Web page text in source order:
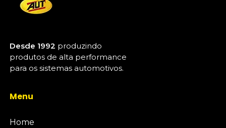
Desde 1992 produzindo
produtos de alta performance
para os sistemas automotivos.
Menu
Home